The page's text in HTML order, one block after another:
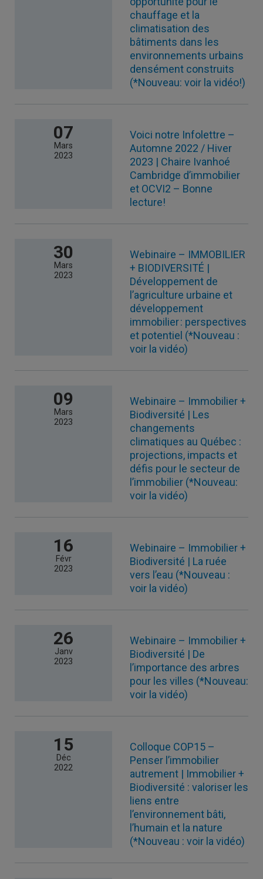
chauffage et la
climatisation des
bâtiments dans les
environnements urbains
densément construits
(*Nouveau: voir la vidéo!)
07
Mars
2023
Voici notre Infolettre –
Automne 2022 / Hiver
2023 | Chaire Ivanhoé
Cambridge d’immobilier
et OCVI2 – Bonne
lecture!
30
Mars
2023
Webinaire – IMMOBILIER
+ BIODIVERSITÉ |
Développement de
l’agriculture urbaine et
développement
immobilier : perspectives
et potentiel (*Nouveau :
voir la vidéo)
09
Mars
2023
Webinaire – Immobilier +
Biodiversité | Les
changements
climatiques au Québec :
projections, impacts et
défis pour le secteur de
l’immobilier (*Nouveau:
voir la vidéo)
16
Févr
2023
Webinaire – Immobilier +
Biodiversité | La ruée
vers l’eau (*Nouveau :
voir la vidéo)
26
Janv
2023
Webinaire – Immobilier +
Biodiversité | De
l’importance des arbres
pour les villes (*Nouveau:
voir la vidéo)
15
Déc
2022
Colloque COP15 –
Penser l’immobilier
autrement | Immobilier +
Biodiversité : valoriser les
liens entre
l’environnement bâti,
l’humain et la nature
(*Nouveau : voir la vidéo)